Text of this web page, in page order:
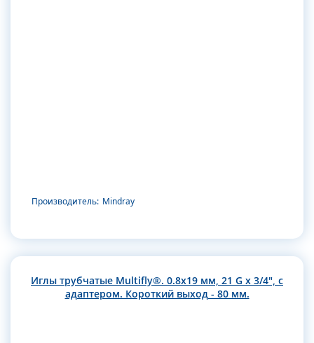
Производитель: Mindray
Иглы трубчатые Multifly®. 0.8х19 мм, 21 G x 3/4", с
адаптером. Короткий выход - 80 мм.